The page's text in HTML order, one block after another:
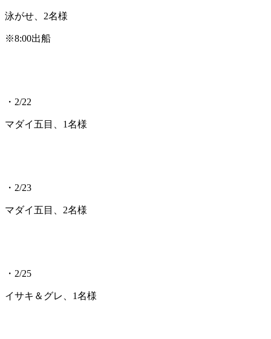
泳がせ、2名様
※8:00出船
・2/22
マダイ五目、1名様
・2/23
マダイ五目、2名様
・2/25
イサキ＆グレ、1名様